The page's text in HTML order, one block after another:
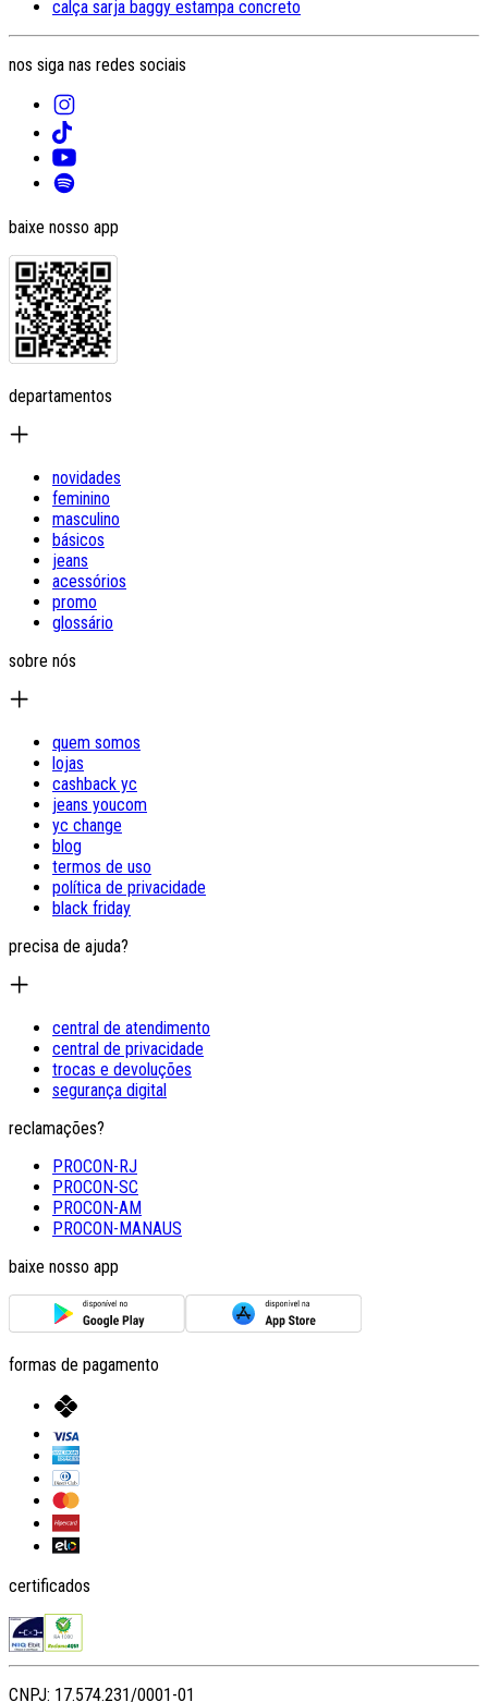
calça sarja baggy estampa concreto
nos siga nas redes sociais
baixe nosso app
departamentos
novidades
feminino
masculino
básicos
jeans
acessórios
promo
glossário
sobre nós
quem somos
lojas
cashback yc
jeans youcom
yc change
blog
termos de uso
política de privacidade
black friday
precisa de ajuda?
central de atendimento
central de privacidade
trocas e devoluções
segurança digital
reclamações?
PROCON-RJ
PROCON-SC
PROCON-AM
PROCON-MANAUS
baixe nosso app
formas de pagamento
certificados
CNPJ: 17.574.231/0001-01